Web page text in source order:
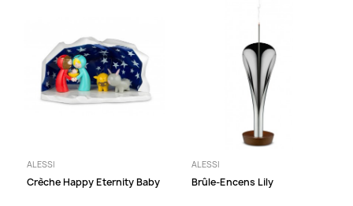
ALESSI
Crèche Happy Eternity Baby
ALESSI
Brûle-Encens Lily